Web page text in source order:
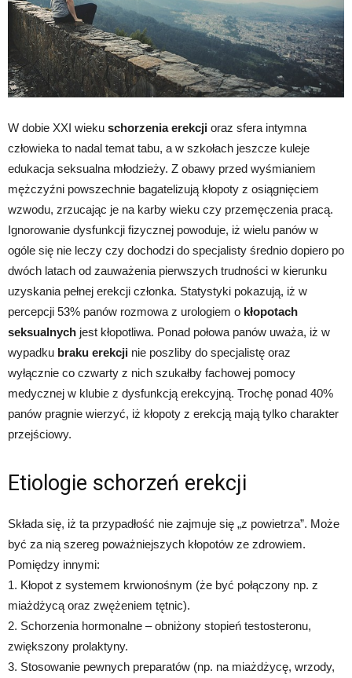
W dobie XXI wieku schorzenia erekcji oraz sfera intymna
człowieka to nadal temat tabu, a w szkołach jeszcze kuleje
edukacja seksualna młodzieży. Z obawy przed wyśmianiem
mężczyźni powszechnie bagatelizują kłopoty z osiągnięciem
wzwodu, zrzucając je na karby wieku czy przemęczenia pracą.
Ignorowanie dysfunkcji fizycznej powoduje, iż wielu panów w
ogóle się nie leczy czy dochodzi do specjalisty średnio dopiero po
dwóch latach od zauważenia pierwszych trudności w kierunku
uzyskania pełnej erekcji członka. Statystyki pokazują, iż w
percepcji 53% panów rozmowa z urologiem o kłopotach
seksualnych jest kłopotliwa. Ponad połowa panów uważa, iż w
wypadku braku erekcji nie poszliby do specjalistę oraz
wyłącznie co czwarty z nich szukałby fachowej pomocy
medycznej w klubie z dysfunkcją erekcyjną. Trochę ponad 40%
panów pragnie wierzyć, iż kłopoty z erekcją mają tylko charakter
przejściowy.
Etiologie schorzeń erekcji
Składa się, iż ta przypadłość nie zajmuje się „z powietrza”. Może
być za nią szereg poważniejszych kłopotów ze zdrowiem.
Pomiędzy innymi:
1. Kłopot z systemem krwionośnym (że być połączony np. z
miażdżycą oraz zwężeniem tętnic).
2. Schorzenia hormonalne – obniżony stopień testosteronu,
zwiększony prolaktyny.
3. Stosowanie pewnych preparatów (np. na miażdżycę, wrzody,